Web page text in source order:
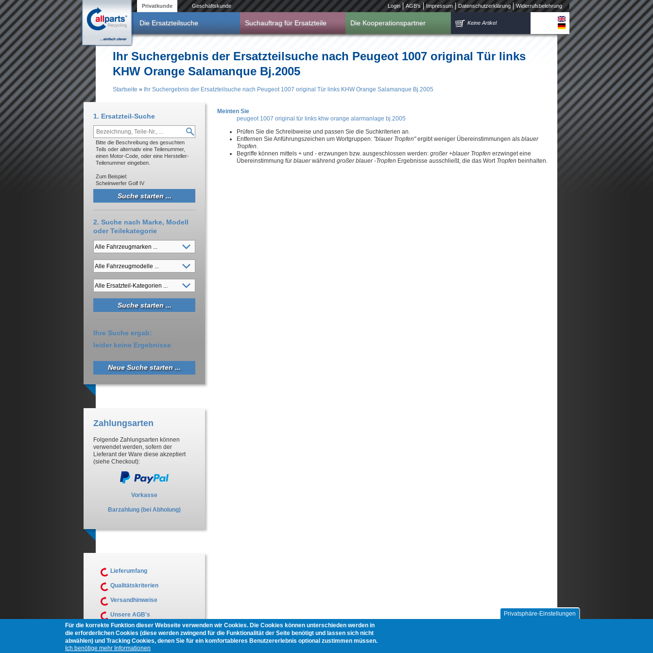
Direkt zum Inhalt Privatkunde Geschäftskunde Login AGB's Impressum Datenschutzerklärung Widerrufsbelehrung
Die Ersatzteilsuche Suchauftrag für Ersatzteile Die Kooperationspartner Keine Artikel
Ihr Suchergebnis der Ersatzteilsuche nach Peugeot 1007 original Tür links
KHW Orange Salamanque Bj.2005
Startseite » Ihr Suchergebnis der Ersatzteilsuche nach Peugeot 1007 original Tür links KHW Orange Salamanque Bj.2005
Meinten Sie
peugeot 1007 original tür links khw orange alarmanlage bj.2005
Prüfen Sie die Schreibweise und passen Sie die Suchkriterien an.
Entfernen Sie Anführungszeichen um Wortgruppen: "blauer Tropfen"ergibt weniger Übereinstimmungen als blauer
Tropfen.
Begriffe können mittels + und - erzwungen bzw. ausgeschlossen werden: großer +blauer Tropfen erzwinget eine
Übereinstimmung für blauerwährend großer blauer -Tropfen Ergebnisse ausschließt, die das Wort Tropfen beinhalten.
1. Ersatzteil-Suche
Bitte die Beschreibung des gesuchten
Teils oder alternativ eine Teilenummer,
einen Motor-Code, oder eine Hersteller-
Teilenummer eingeben.
Zum Beispiel:
Scheinwerfer Golf IV
2. Suche nach Marke, Modell
oder Teilekategorie
Ihre Suche ergab:
leider keine Ergebnisse
Neue Suche starten ...
Zahlungsarten
Folgende Zahlungsarten können
verwendet werden, sofern der
Lieferant der Ware diese akzeptiert
(siehe Checkout):
Vorkasse
Barzahlung (bei Abholung)
Lieferumfang
Qualitätskriterien
Versandhinweise
Unsere AGB's
Muster Widerrufsformular
Privatsphäre-Einstellungen
Für die korrekte Funktion dieser Webseite verwenden wir Cookies. Die Cookies können unterschieden werden in
die erforderlichen Cookies (diese werden zwingend für die Funktionalität der Seite benötigt und lassen sich nicht
abwählen) und Tracking Cookies, denen Sie für ein komfortableres Benutzererlebnis optional zustimmen müssen.
Ich benötige mehr Informationen